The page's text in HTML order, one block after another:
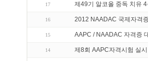
17 제49기 알코올 중독 치유
16 2012 NAADAC 국제자격
15 AAPC / NAADAC 자격증
14 제8회 AAPC자격시험 실시